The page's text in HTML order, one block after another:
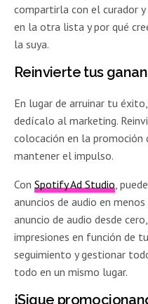
compartirla con el curador
en la otra lista y por qué
la suya.
Reinvierte tus
En lugar de arruinar tu
dedícalo al marketing.
colocación en la
mantener el impulso.
ConSpotify Ad Studio,
anuncios de audio en
anuncio de audio desde
impresiones en función de
seguimiento y gestionar
todo en un mismo lugar.
¡Sigue